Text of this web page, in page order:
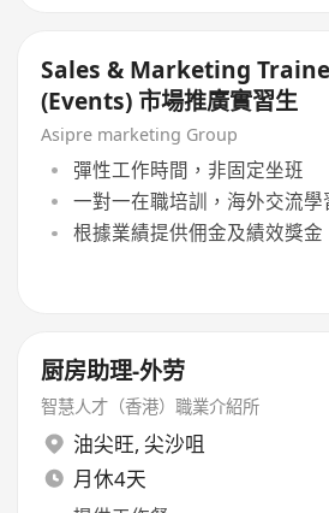
Sales & Marketing
(Events) 市場推廣實習生
Asipre marketing Group
彈性工作時間，非固定坐班
一對一在職培訓，海外交流學
根據業績提供佣金及績效獎金
厨房助理-外劳
智慧人才（香港）職業介紹所
油尖旺, 尖沙咀
月休4天